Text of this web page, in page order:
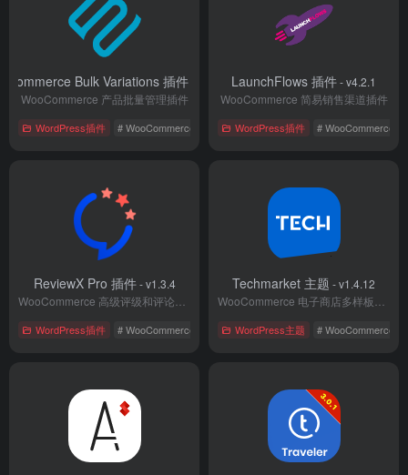
Bulk Variations 插件
WooCommerce 产品批量管理插件
WordPress插件 # WooCommerce # 功能扩展 # 国外插件
LaunchFlows 插件- v4.2.1
WooCommerce 简易销售渠道插件
WordPress插件 # WooCommerce
ReviewX Pro 插件- v1.3.4
WordPress插件 # WooCommerce # 国外插件 # 电子商务
Techmarket 主题 - v1.4.12
WordPress主题 # WooCommerce